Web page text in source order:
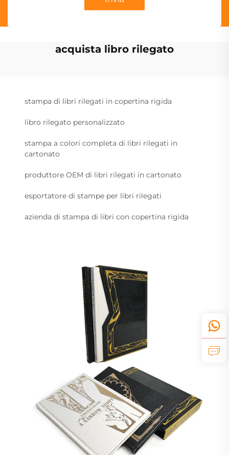
acquista libro rilegato
stampa di libri rilegati in copertina rigida
libro rilegato personalizzato
stampa a colori completa di libri rilegati in
cartonato
produttore OEM di libri rilegati in cartonato
esportatore di stampe per libri rilegati
azienda di stampa di libri con copertina rigida